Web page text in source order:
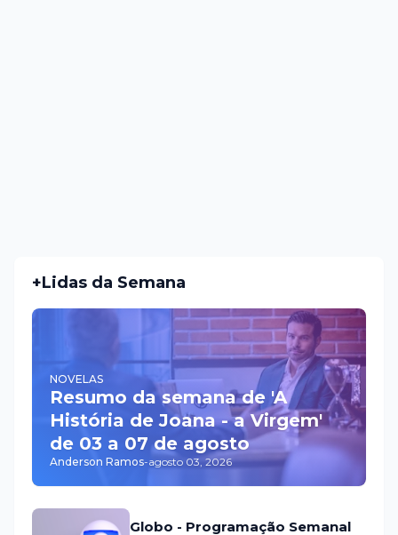
+Lidas da Semana
NOVELAS
Resumo da semana de 'A
História de Joana - a Virgem'
de 03 a 07 de agosto
Anderson Ramos-agosto 03, 2026
Globo - Programação Semanal